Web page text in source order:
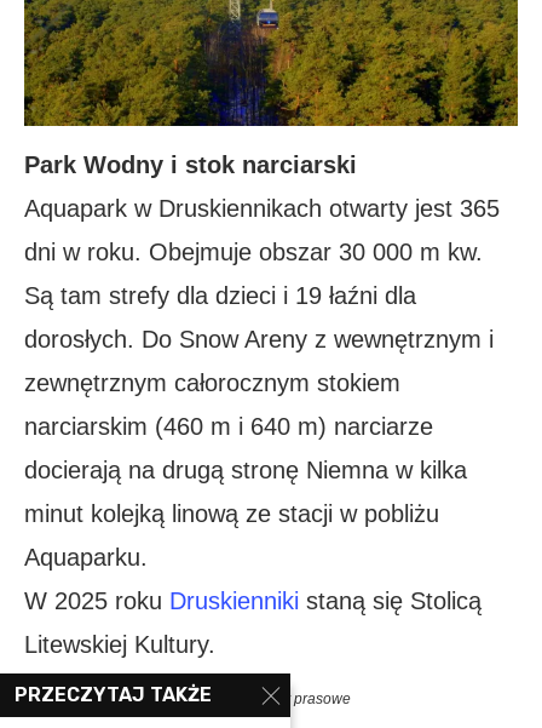
Park Wodny i stok narciarski
Aquapark w Druskiennikach otwarty jest 365
dni w roku. Obejmuje obszar 30 000 m kw.
Są tam strefy dla dzieci i 19 łaźni dla
dorosłych. Do Snow Areny z wewnętrznym i
zewnętrznym całorocznym stokiem
narciarskim (460 m i 640 m) narciarze
docierają na drugą stronę Niemna w kilka
minut kolejką linową ze stacji w pobliżu
Aquaparku.
W 2025 roku Druskienniki staną się Stolicą
Litewskiej Kultury.
fot.: Alicja Micułareadandfly.pl ; materiały prasowe
PRZECZYTAJ TAKŻE